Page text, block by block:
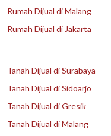
Rumah Dijual di Malang
Rumah Dijual di Jakarta
Tanah Dijual di Surabaya
Tanah Dijual di Sidoarjo
Tanah Dijual di Gresik
Tanah Dijual di Malang